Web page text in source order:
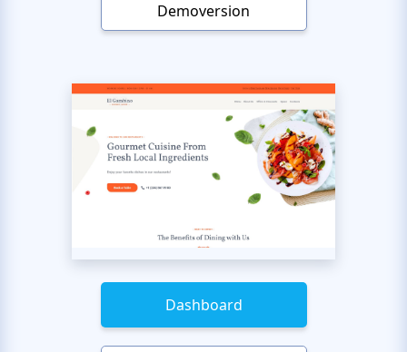
Demoversion
Dashboard